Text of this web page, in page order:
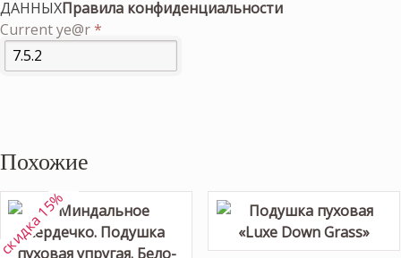
ДАННЫХПравила конфиденциальности
Current ye@r*
Похожие
15%